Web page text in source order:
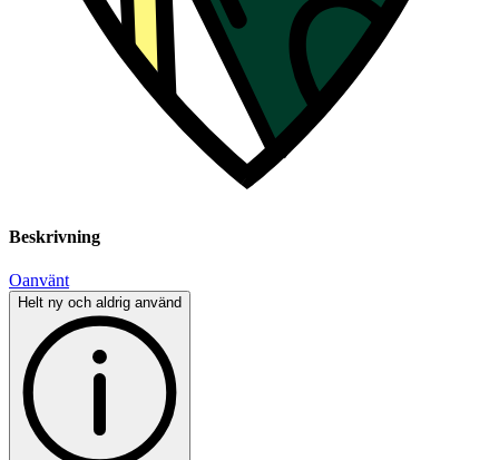
Beskrivning
Oanvänt
Helt ny och aldrig använd